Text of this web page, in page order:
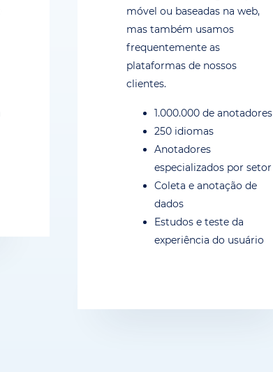
móvel ou baseadas na web,
mas também usamos
frequentemente as
plataformas de nossos
clientes.
1.000.000 de anotadores
250 idiomas
Anotadores
especializados por setor
Coleta e anotação de
dados
Estudos e teste da
experiência do usuário